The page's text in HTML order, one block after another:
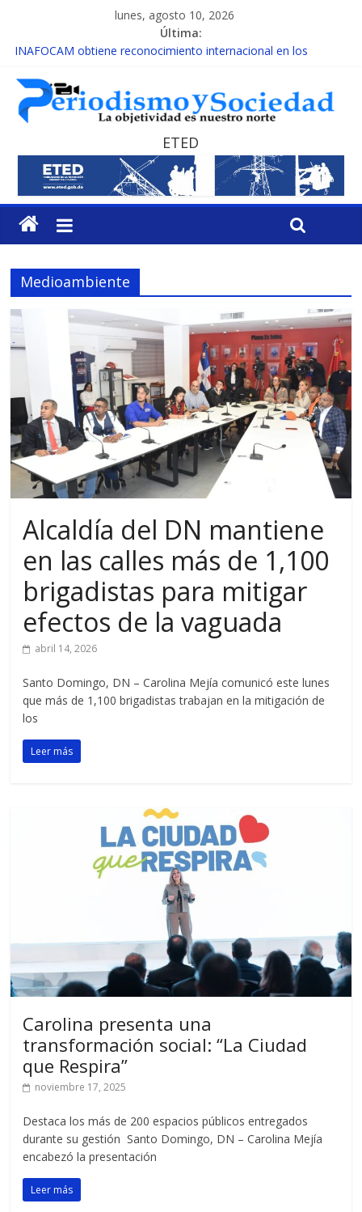
lunes, agosto 10, 2026
Última:
INAFOCAM obtiene reconocimiento internacional en los
15 de febrero de cada año es Día Nacional de la lucha contra el
cáncer infantil
EL ENFOQUE UNILATERAL DE LA COALICIÓN
MESCyT y Universidad Albizu apoyarán rehabilitación de
reclusos
MESCyT presenta calendario de Consulta Nacional por la
Educación
ETED
Medioambiente
Alcaldía del DN mantiene
en las calles más de 1,100
brigadistas para mitigar
efectos de la vaguada
abril 14, 2026
Santo Domingo, DN – Carolina Mejía comunicó este lunes
que más de 1,100 brigadistas trabajan en la mitigación de
los
Leer más
Carolina presenta una
transformación social: “La Ciudad
que Respira”
noviembre 17, 2025
Destaca los más de 200 espacios públicos entregados
durante su gestión Santo Domingo, DN – Carolina Mejía
encabezó la presentación
Leer más